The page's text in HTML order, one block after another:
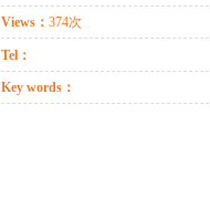
Views： 374次
Tel：
Key words：